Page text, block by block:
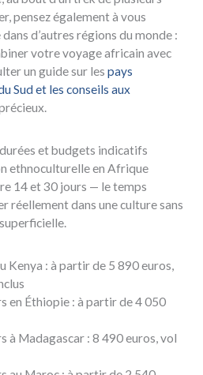
pensez également à vous
d’autres régions du monde :
votre voyage africain avec
un guide sur les pays
Sud et les conseils aux
et budgets indicatifs
ethnoculturelle en Afrique
14 et 30 jours — le temps
réellement dans une culture sans
Kenya : à partir de 5 890 euros,
en Éthiopie : à partir de 4 050
à Madagascar : 8 490 euros, vol